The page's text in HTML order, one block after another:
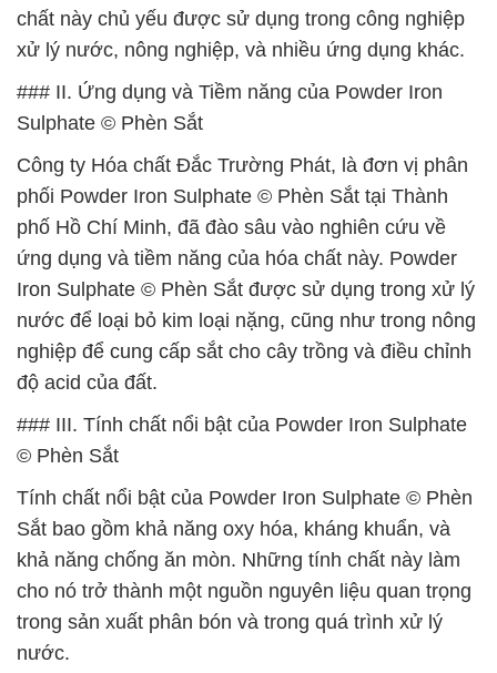
chất này chủ yếu được sử dụng trong công nghiệp
xử lý nước, nông nghiệp, và nhiều ứng dụng khác.
### II. Ứng dụng và Tiềm năng của Powder Iron
Sulphate © Phèn Sắt
Công ty Hóa chất Đắc Trường Phát, là đơn vị phân
phối Powder Iron Sulphate © Phèn Sắt tại Thành
phố Hồ Chí Minh, đã đào sâu vào nghiên cứu về
ứng dụng và tiềm năng của hóa chất này. Powder
Iron Sulphate © Phèn Sắt được sử dụng trong xử lý
nước để loại bỏ kim loại nặng, cũng như trong nông
nghiệp để cung cấp sắt cho cây trồng và điều chỉnh
độ acid của đất.
### III. Tính chất nổi bật của Powder Iron Sulphate
© Phèn Sắt
Tính chất nổi bật của Powder Iron Sulphate © Phèn
Sắt bao gồm khả năng oxy hóa, kháng khuẩn, và
khả năng chống ăn mòn. Những tính chất này làm
cho nó trở thành một nguồn nguyên liệu quan trọng
trong sản xuất phân bón và trong quá trình xử lý
nước.